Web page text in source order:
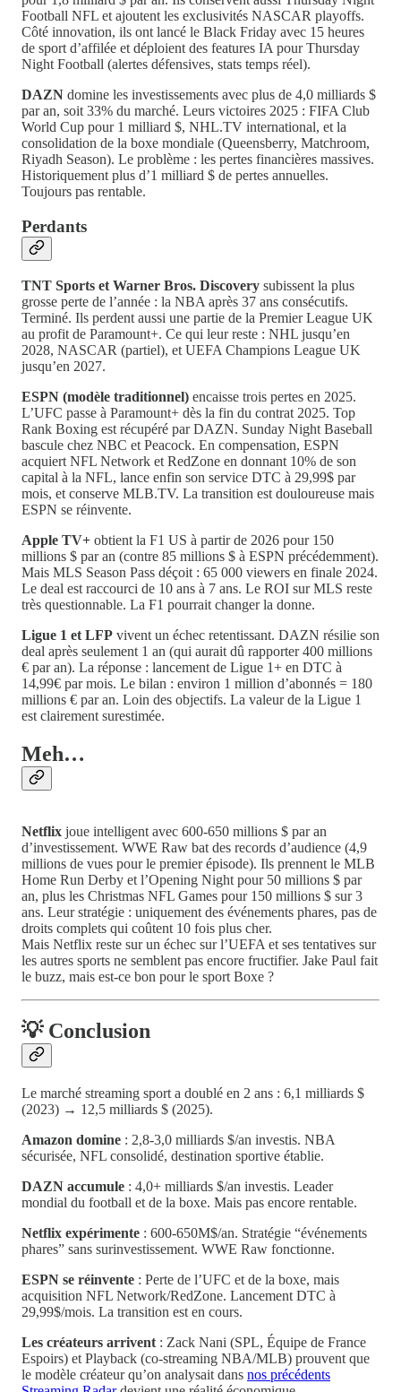
Football NFL et ajoutent les exclusivités NASCAR playoffs.
Côté innovation, ils ont lancé le Black Friday avec 15 heures
de sport d’affilée et déploient des features IA pour Thursday
Night Football (alertes défensives, stats temps réel).
DAZN domine les investissements avec plus de 4,0 milliards $
par an, soit 33% du marché. Leurs victoires 2025 : FIFA Club
World Cup pour 1 milliard $, NHL.TV international, et la
consolidation de la boxe mondiale (Queensberry, Matchroom,
Riyadh Season). Le problème : les pertes financières massives.
Historiquement plus d’1 milliard $ de pertes annuelles.
Toujours pas rentable.
Perdants
TNT Sports et Warner Bros. Discovery subissent la plus
grosse perte de l’année : la NBA après 37 ans consécutifs.
Terminé. Ils perdent aussi une partie de la Premier League UK
au profit de Paramount+. Ce qui leur reste : NHL jusqu’en
2028, NASCAR (partiel), et UEFA Champions League UK
jusqu’en 2027.
ESPN (modèle traditionnel) encaisse trois pertes en 2025.
L’UFC passe à Paramount+ dès la fin du contrat 2025. Top
Rank Boxing est récupéré par DAZN. Sunday Night Baseball
bascule chez NBC et Peacock. En compensation, ESPN
acquiert NFL Network et RedZone en donnant 10% de son
capital à la NFL, lance enfin son service DTC à 29,99$ par
mois, et conserve MLB.TV. La transition est douloureuse mais
ESPN se réinvente.
Apple TV+ obtient la F1 US à partir de 2026 pour 150
millions $ par an (contre 85 millions $ à ESPN précédemment).
Mais MLS Season Pass déçoit : 65 000 viewers en finale 2024.
Le deal est raccourci de 10 ans à 7 ans. Le ROI sur MLS reste
très questionnable. La F1 pourrait changer la donne.
Ligue 1 et LFP vivent un échec retentissant. DAZN résilie son
deal après seulement 1 an (qui aurait dû rapporter 400 millions
€ par an). La réponse : lancement de Ligue 1+ en DTC à
14,99€ par mois. Le bilan : environ 1 million d’abonnés = 180
millions € par an. Loin des objectifs. La valeur de la Ligue 1
est clairement surestimée.
Meh…
Netflix joue intelligent avec 600-650 millions $ par an
d’investissement. WWE Raw bat des records d’audience (4,9
millions de vues pour le premier épisode). Ils prennent le MLB
Home Run Derby et l’Opening Night pour 50 millions $ par
an, plus les Christmas NFL Games pour 150 millions $ sur 3
ans. Leur stratégie : uniquement des événements phares, pas de
droits complets qui coûtent 10 fois plus cher.
Mais Netflix reste sur un échec sur l’UEFA et ses tentatives sur
les autres sports ne semblent pas encore fructifier. Jake Paul fait
le buzz, mais est-ce bon pour le sport Boxe ?
💡 Conclusion
Le marché streaming sport a doublé en 2 ans : 6,1 milliards $
(2023) → 12,5 milliards $ (2025).
Amazon domine : 2,8-3,0 milliards $/an investis. NBA
sécurisée, NFL consolidé, destination sportive établie.
DAZN accumule : 4,0+ milliards $/an investis. Leader
mondial du football et de la boxe. Mais pas encore rentable.
Netflix expérimente : 600-650M$/an. Stratégie “événements
phares” sans surinvestissement. WWE Raw fonctionne.
ESPN se réinvente : Perte de l’UFC et de la boxe, mais
acquisition NFL Network/RedZone. Lancement DTC à
29,99$/mois. La transition est en cours.
Les créateurs arrivent : Zack Nani (SPL, Équipe de France
Espoirs) et Playback (co-streaming NBA/MLB) prouvent que
le modèle créateur qu’on analysait dans nos précédents